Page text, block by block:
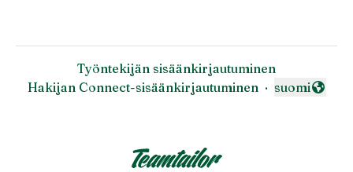
Työntekijän sisäänkirjautuminen
Hakijan Connect-sisäänkirjautuminen ·
Vaihda kieli
suomi